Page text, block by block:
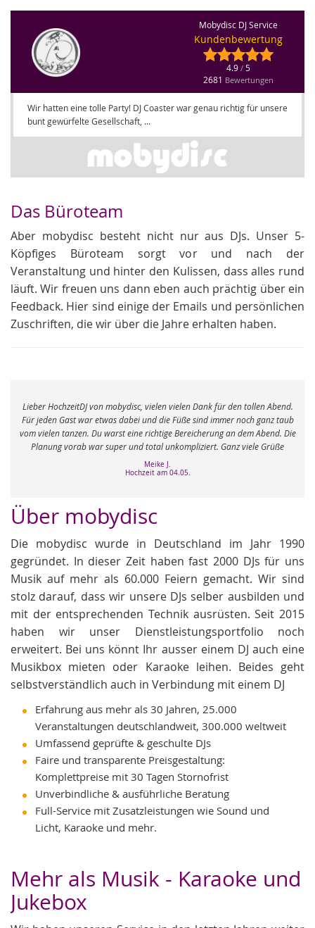
Mobydisc DJ Service
Kundenbewertung
4.9 / 5
2681 Bewertungen
Wir hatten eine tolle Party! DJ Coaster war genau richtig für unsere
bunt gewürfelte Gesellschaft, ...
Das Büroteam
Aber mobydisc besteht nicht nur aus DJs. Unser 5-
Köpfiges Büroteam sorgt vor und nach der
Veranstaltung und hinter den Kulissen, dass alles rund
läuft. Wir freuen uns dann eben auch prächtig über ein
Feedback. Hier sind einige der Emails und persönlichen
Zuschriften, die wir über die Jahre erhalten haben.
Lieber HochzeitDJ von mobydisc, vielen vielen Dank für den tollen Abend.
Für jeden Gast war etwas dabei und die Füße sind immer noch ganz taub
vom vielen tanzen. Du warst eine richtige Bereicherung an dem Abend. Die
Planung vorab war super und total unkompliziert. Ganz viele Grüße
Meike J.
Hochzeit am 04.05.
Über mobydisc
Die mobydisc wurde in Deutschland im Jahr 1990
gegründet. In dieser Zeit haben fast 2000 DJs für uns
Musik auf mehr als 60.000 Feiern gemacht. Wir sind
stolz darauf, dass wir unsere DJs selber ausbilden und
mit der entsprechenden Technik ausrüsten. Seit 2015
haben wir unser Dienstleistungsportfolio noch
erweitert. Bei uns könnt Ihr ausser einem DJ auch eine
Musikbox mieten oder Karaoke leihen. Beides geht
selbstverständlich auch in Verbindung mit einem DJ
Erfahrung aus mehr als 30 Jahren, 25.000
Veranstaltungen deutschlandweit, 300.000 weltweit
Umfassend geprüfte & geschulte DJs
Faire und transparente Preisgestaltung:
Komplettpreise mit 30 Tagen Stornofrist
Unverbindliche & ausführliche Beratung
Full-Service mit Zusatzleistungen wie Sound und
Licht, Karaoke und mehr.
Mehr als Musik - Karaoke und
Jukebox